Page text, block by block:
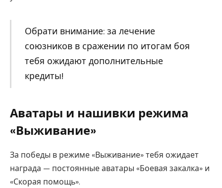
Обрати внимание: за лечение
союзников в сражении по итогам боя
тебя ожидают дополнительные
кредиты!
Аватары и нашивки режима
«Выживание»
За победы в режиме «Выживание» тебя ожидает
награда — постоянные аватары «Боевая закалка» и
«Скорая помощь».